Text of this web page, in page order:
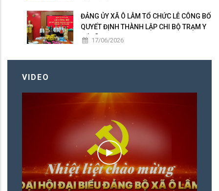
ĐẢNG ỦY XÃ Ô LÂM TỔ CHỨC LỄ CÔNG BỐ
QUYẾT ĐỊNH THÀNH LẬP CHI BỘ TRẠM Y
TẾ XÃ17/06/2026
VIDEO